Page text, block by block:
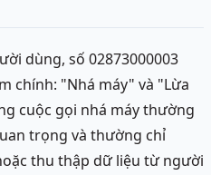
dùng, số 02873000003
chính: "Nhá máy" và "Lừa
cuộc gọi nhá máy thường
trọng và thường chỉ
thu thập dữ liệu từ người